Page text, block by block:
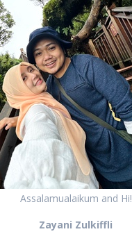
Assalamualaikum and Hi!
Zayani Zulkiffli